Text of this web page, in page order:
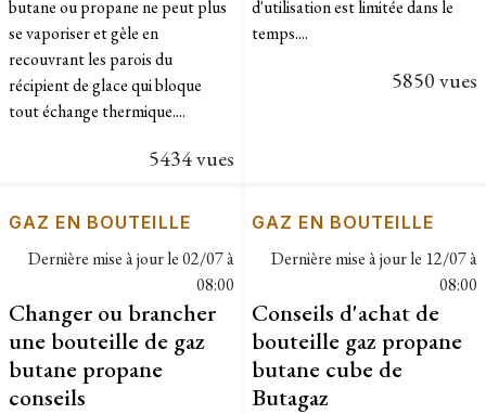
butane ou propane ne peut plus
se vaporiser et gèle en
recouvrant les parois du
récipient de glace qui bloque
tout échange thermique....
5434 vues
d'utilisation est limitée dans le
temps....
5850 vues
GAZ EN BOUTEILLE
Dernière mise à jour le02/07 à
08:00
Changer ou brancher
une bouteille de gaz
butane propane
conseils
GAZ EN BOUTEILLE
Dernière mise à jour le 12/07 à
08:00
Conseils d'achat de
bouteille gaz propane
butane cube de
Butagaz